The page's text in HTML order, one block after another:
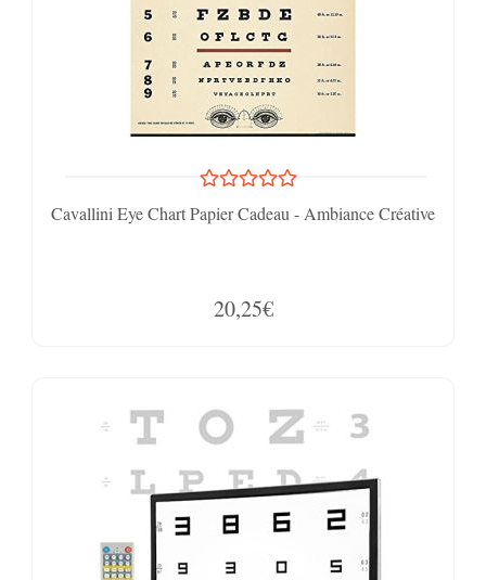
Cavallini Eye Chart Papier Cadeau - Ambiance Créative
20,25€